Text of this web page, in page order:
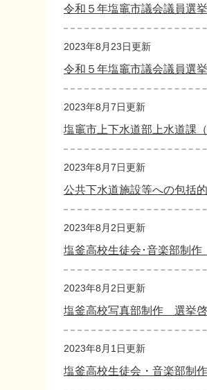
令和５年塩竈市議会議員選
2023年8月23日更新
令和５年塩竈市議会議員選
2023年8月7日更新
塩竈市上下水道部上水道課
2023年8月7日更新
公共下水道施設等への包括
2023年8月2日更新
塩釜高校生徒会･音楽部制
2023年8月2日更新
塩釜高校写真部制作 選挙
2023年8月1日更新
塩釜高校生徒会・音楽部制